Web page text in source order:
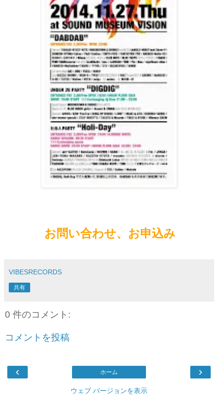
お問い合わせ、お申込み
VIBESRECORDS
共有
0 件のコメント:
コメントを投稿
‹ ›
ホーム
ウェブ バージョンを表示